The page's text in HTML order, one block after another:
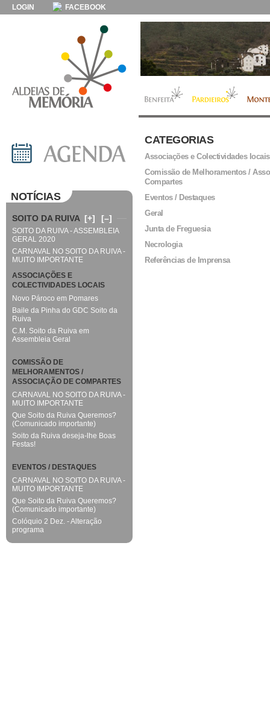
LOGIN FACEBOOK
CATEGORIAS
Associações e Colectividades locais
Comissão de Melhoramentos /
Compartes
Eventos / Destaques
Geral
Junta de Freguesia
Necrologia
Referências de Imprensa
NOTÍCIAS
SOITO DA RUIVA [+] [–]
SOITO DA RUIVA - ASSEMBLEIA
GERAL 2020
CARNAVAL NO SOITO DA RUIVA -
MUITO IMPORTANTE
ASSOCIAÇÕES E
COLECTIVIDADES LOCAIS
Novo Pároco em Pomares
Baile da Pinha do GDC Soito da
Ruiva
C.M. Soito da Ruiva em
Assembleia Geral
COMISSÃO DE
MELHORAMENTOS /
ASSOCIAÇÃO DE COMPARTES
CARNAVAL NO SOITO DA RUIVA -
MUITO IMPORTANTE
Que Soito da Ruiva Queremos?
(Comunicado importante)
Soito da Ruiva deseja-lhe Boas
Festas!
EVENTOS / DESTAQUES
CARNAVAL NO SOITO DA RUIVA -
MUITO IMPORTANTE
Que Soito da Ruiva Queremos?
(Comunicado importante)
Colóquio 2 Dez. - Alteração
programa